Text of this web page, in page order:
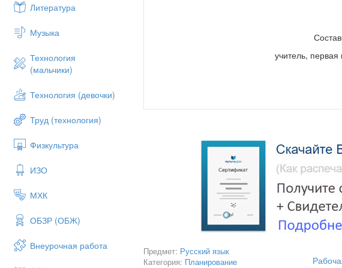
Литература
Музыка
Технология
(мальчики)
Технология (девочки)
Труд (технология)
Физкультура
ИЗО
МХК
ОБЗР (ОБЖ)
Внеурочная работа
учитель,
Предмет: Русский язык
Категория: Планирование